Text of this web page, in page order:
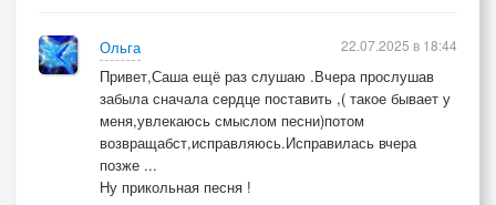
Ольга
Привет,Саша ещё раз слушаю .Вчера прослушав
забыла сначала сердце поставить ,( такое бывает у
меня,увлекаюсь смыслом песни)потом
возвращабст,исправляюсь.Исправилась вчера
позже ...
Ну прикольная песня !
22.07.2025 в 18:44